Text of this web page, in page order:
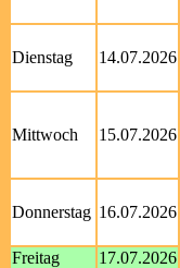
Dienstag 14.07.2026
Mittwoch 15.07.2026
Donnerstag 16.07.2026
Freitag
17.07.2026